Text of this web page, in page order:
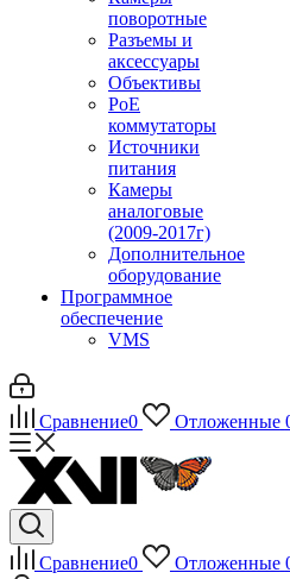
поворотные
Разъемы и
аксессуары
Объективы
PoE
коммутаторы
Источники
питания
Камеры
аналоговые
(2009-2017г)
Дополнительное
оборудование
Программное
обеспечение
VMS
Сравнение0 Отложенные
Сравнение0 Отложенные